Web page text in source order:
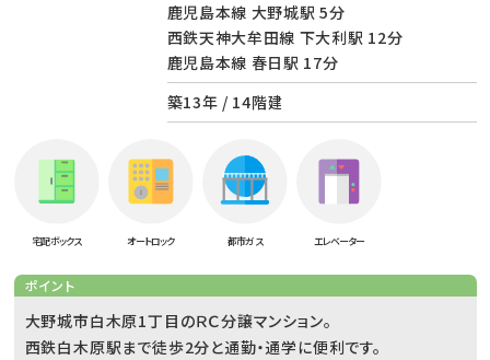
鹿児島本線 大野城駅 5分
西鉄天神大牟田線 下大利駅 12分
鹿児島本線 春日駅 17分
築13年 / 14階建
宅配ボックス オートロック 都市ガス エレベーター
ポイント
大野城市白木原1丁目のＲＣ分譲マンション。
西鉄白木原駅まで徒歩2分と通勤・通学に便利です。